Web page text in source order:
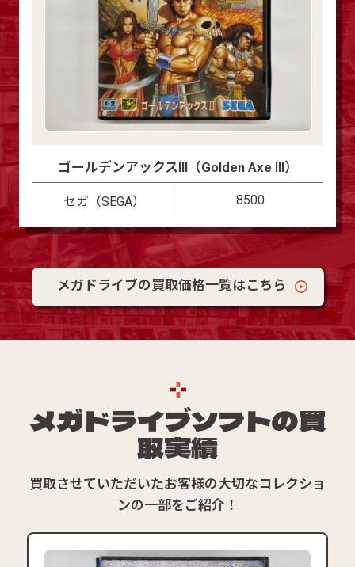
ゴールデンアックスIII（Golden Axe III）
セガ（SEGA） 8500
メガドライブの買取価格一覧はこちら
メガドライブソフトの買
取実績
買取させていただいたお客様の大切なコレクショ
ンの一部をご紹介！